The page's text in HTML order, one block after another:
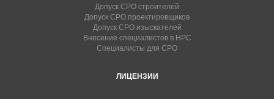
Допуск СРО строителей
Допуск СРО проектировщиков
Допуск СРО изыскателей
Внесение специалистов в НРС
Специалисты для СРО
ЛИЦЕНЗИИ